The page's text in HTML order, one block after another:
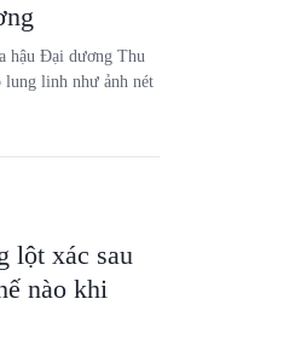
hậu Đại dương Thu
lung linh như ảnh nét
lột xác sau
nào khi